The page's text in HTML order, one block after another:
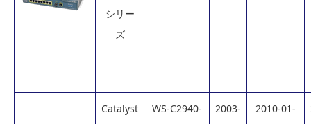
シリー
ズ
Catalyst
WS-C2940-
2003-
2010-01-